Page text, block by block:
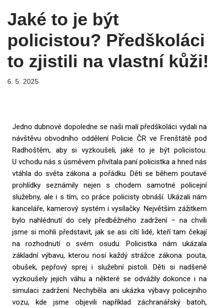
Jaké to je být
policistou? Předškoláci
to zjistili na vlastní kůži!
6. 5. 2025
Jedno dubnové dopoledne se naši malí předškoláci vydali na
návštěvu obvodního oddělení Policie ČR ve Frenštátě pod
Radhoštěm, aby si vyzkoušeli, jaké to je být policistou.
U vchodu nás s úsměvem přivítala paní policistka a hned nás
vtáhla do světa zákona a pořádku. Děti se během poutavé
prohlídky seznámily nejen s chodem samotné policejní
služebny, ale i s tím, co práce policisty obnáší. Ukázali nám
kanceláře, kamerový systém i vysílačky. Největším zážitkem
bylo nahlédnutí do cely předběžného zadržení – na chvíli
jsme si mohli představit, jak se asi cítí lidé, kteří tam čekají
na rozhodnutí o svém osudu. Policistka nám ukázala
základní výbavu, kterou nosí každý strážce zákona: pouta,
obušek, pepřový sprej i služební pistoli. Děti si nadšeně
vyzkoušely jejich váhu a některé se odvážily dokonce i na
simulaci zadržení. Nechyběla ani ukázka výbavy policejního
vozu, kde jsme objevili například záchranářský batoh,